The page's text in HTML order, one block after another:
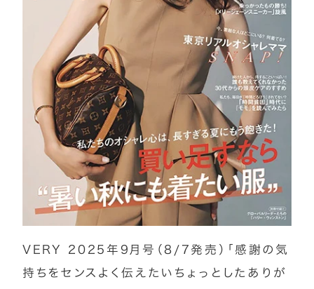
VERY 2025年9月号（8/7発売）「感謝の気
持ちをセンスよく伝えたいちょっとしたありが